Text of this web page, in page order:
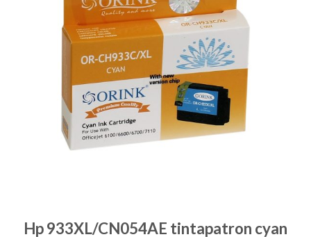
Hp 933XL/CN054AE tintapatron cyan